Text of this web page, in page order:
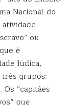
Nacional do
ou
é
lúdica,
grupos:
“capitães
que